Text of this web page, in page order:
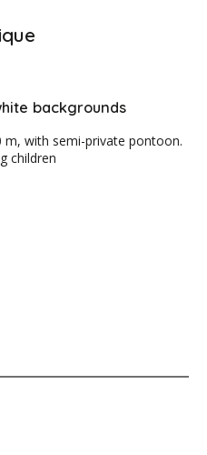
backgrounds
with semi-private pontoon.
children